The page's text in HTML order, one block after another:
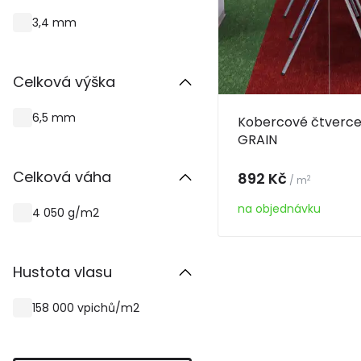
3,4 mm
Celková výška
6,5 mm
Celková váha
4 050 g/m2
Hustota vlasu
158 000 vpichů/m2
Kobercové čtverce
GRAIN
892 Kč / m2
na objednávku